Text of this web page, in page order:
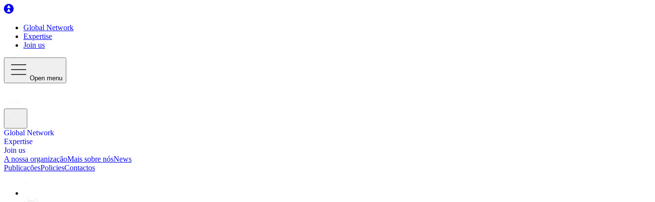
Global Network
Expertise
Join us
Open menu
Global Network
Expertise
Join us
A nossa organizaçãoMais sobre nósNews
PublicaçõesPoliciesContactos